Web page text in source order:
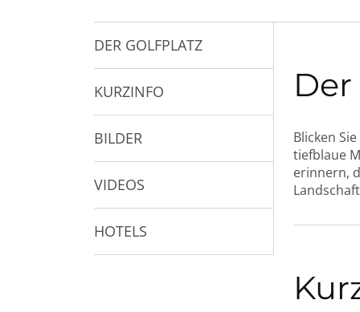
DER GOLFPLATZ
KURZINFO
BILDER
VIDEOS
HOTELS
Blicken
tiefblaue
erinnern,